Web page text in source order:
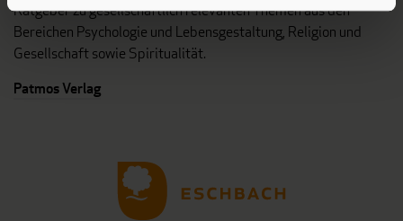
Ratgeber zu gesellschaftlich relevanten Themen aus den
Bereichen Psychologie und Lebensgestaltung, Religion und
Gesellschaft sowie Spiritualität.
Patmos Verlag